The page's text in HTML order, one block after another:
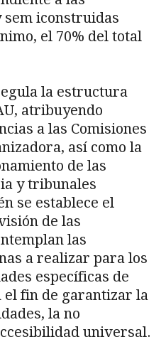
iconstruidas
el 70% del total
la estructura
atribuyendo
a las Comisiones
así como la
de las
y tribunales
se establece el
de las
las
a realizar para los
específicas de
el fin de garantizar la
la no
universal.